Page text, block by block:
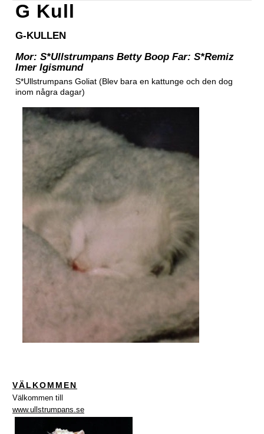
G Kull
G-KULLEN
Mor: S*Ullstrumpans Betty Boop Far: S*Remiz
Imer Igismund
S*Ullstrumpans Goliat (Blev bara en kattunge och den dog
inom några dagar)
VÄLKOMMEN
Välkommen till
www.ullstrumpans.se